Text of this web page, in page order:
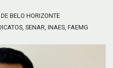
BELO HORIZONTE
SENAR, INAES, FAEMG